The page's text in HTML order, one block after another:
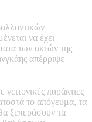
να έχει
των ακτών της
απέρριψε
παράκτιες
το απόγευμα, τα
ξεπεράσουν τα